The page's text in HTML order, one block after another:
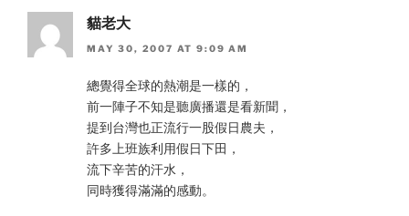
貓老大
MAY 30, 2007 AT 9:09 AM
總覺得全球的熱潮是一樣的，
前一陣子不知是聽廣播還是看新聞，
提到台灣也正流行一股假日農夫，
許多上班族利用假日下田，
流下辛苦的汗水，
同時獲得滿滿的感動。